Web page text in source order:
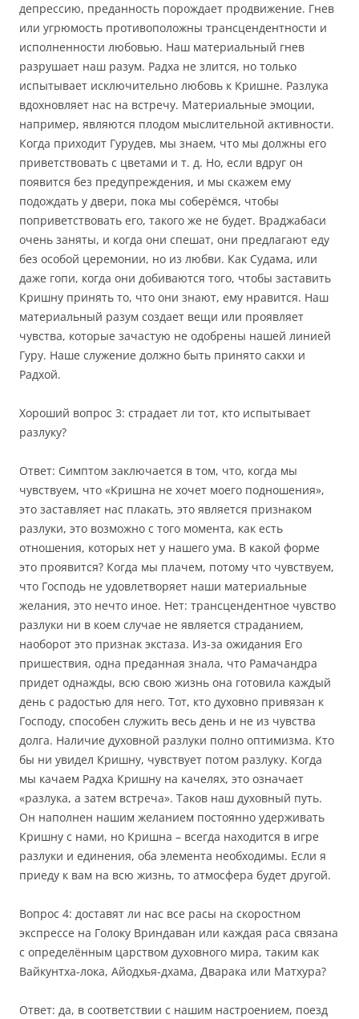
депрессию, преданность порождает продвижение. Гнев
или угрюмость противоположны трансцендентности и
исполненности любовью. Наш материальный гнев
разрушает наш разум. Радха не злится, но только
испытывает исключительно любовь к Кришне. Разлука
вдохновляет нас на встречу. Материальные эмоции,
например, являются плодом мыслительной активности.
Когда приходит Гурудев, мы знаем, что мы должны его
приветствовать с цветами и т. д. Но, если вдруг он
появится без предупреждения, и мы скажем ему
подождать у двери, пока мы соберёмся, чтобы
поприветствовать его, такого же не будет. Враджабаси
очень заняты, и когда они спешат, они предлагают еду
без особой церемонии, но из любви. Как Судама, или
даже гопи, когда они добиваются того, чтобы заставить
Кришну принять то, что они знают, ему нравится. Наш
материальный разум создает вещи или проявляет
чувства, которые зачастую не одобрены нашей линией
Гуру. Наше служение должно быть принято сакхи и
Радхой.
Хороший вопрос 3: страдает ли тот, кто испытывает
разлуку?
Ответ: Симптом заключается в том, что, когда мы
чувствуем, что «Кришна не хочет моего подношения»,
это заставляет нас плакать, это является признаком
разлуки, это возможно с того момента, как есть
отношения, которых нет у нашего ума. В какой форме
это проявится? Когда мы плачем, потому что чувствуем,
что Господь не удовлетворяет наши материальные
желания, это нечто иное. Нет: трансцендентное чувство
разлуки ни в коем случае не является страданием,
наоборот это признак экстаза. Из-за ожидания Его
пришествия, одна преданная знала, что Рамачандра
придет однажды, всю свою жизнь она готовила каждый
день с радостью для него. Тот, кто духовно привязан к
Господу, способен служить весь день и не из чувства
долга. Наличие духовной разлуки полно оптимизма. Кто
бы ни увидел Кришну, чувствует потом разлуку. Когда
мы качаем Радха Кришну на качелях, это означает
«разлука, а затем встреча». Таков наш духовный путь.
Он наполнен нашим желанием постоянно удерживать
Кришну с нами, но Кришна – всегда находится в игре
разлуки и единения, оба элемента необходимы. Если я
приеду к вам на всю жизнь, то атмосфера будет другой.
Вопрос 4: доставят ли нас все расы на скоростном
экспрессе на Голоку Вриндаван или каждая раса связана
с определённым царством духовного мира, таким как
Вайкунтха-лока, Айодхья-дхама, Дварака или Матхура?
Ответ: да, в соответствии с нашим настроением, поезд